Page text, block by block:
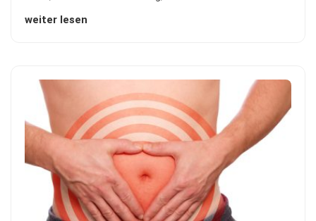
weiter lesen